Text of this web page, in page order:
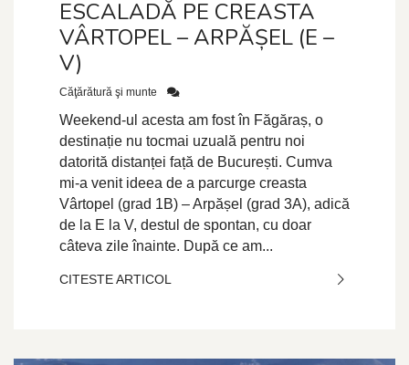
ESCALADĂ PE CREASTA
VÂRTOPEL – ARPĂȘEL (E –
V)
Căţărătură şi munte
Weekend-ul acesta am fost în Făgăraș, o
destinație nu tocmai uzuală pentru noi
datorită distanței față de București. Cumva
mi-a venit ideea de a parcurge creasta
Vârtopel (grad 1B) – Arpășel (grad 3A), adică
de la E la V, destul de spontan, cu doar
câteva zile înainte. După ce am...
CITESTE ARTICOL